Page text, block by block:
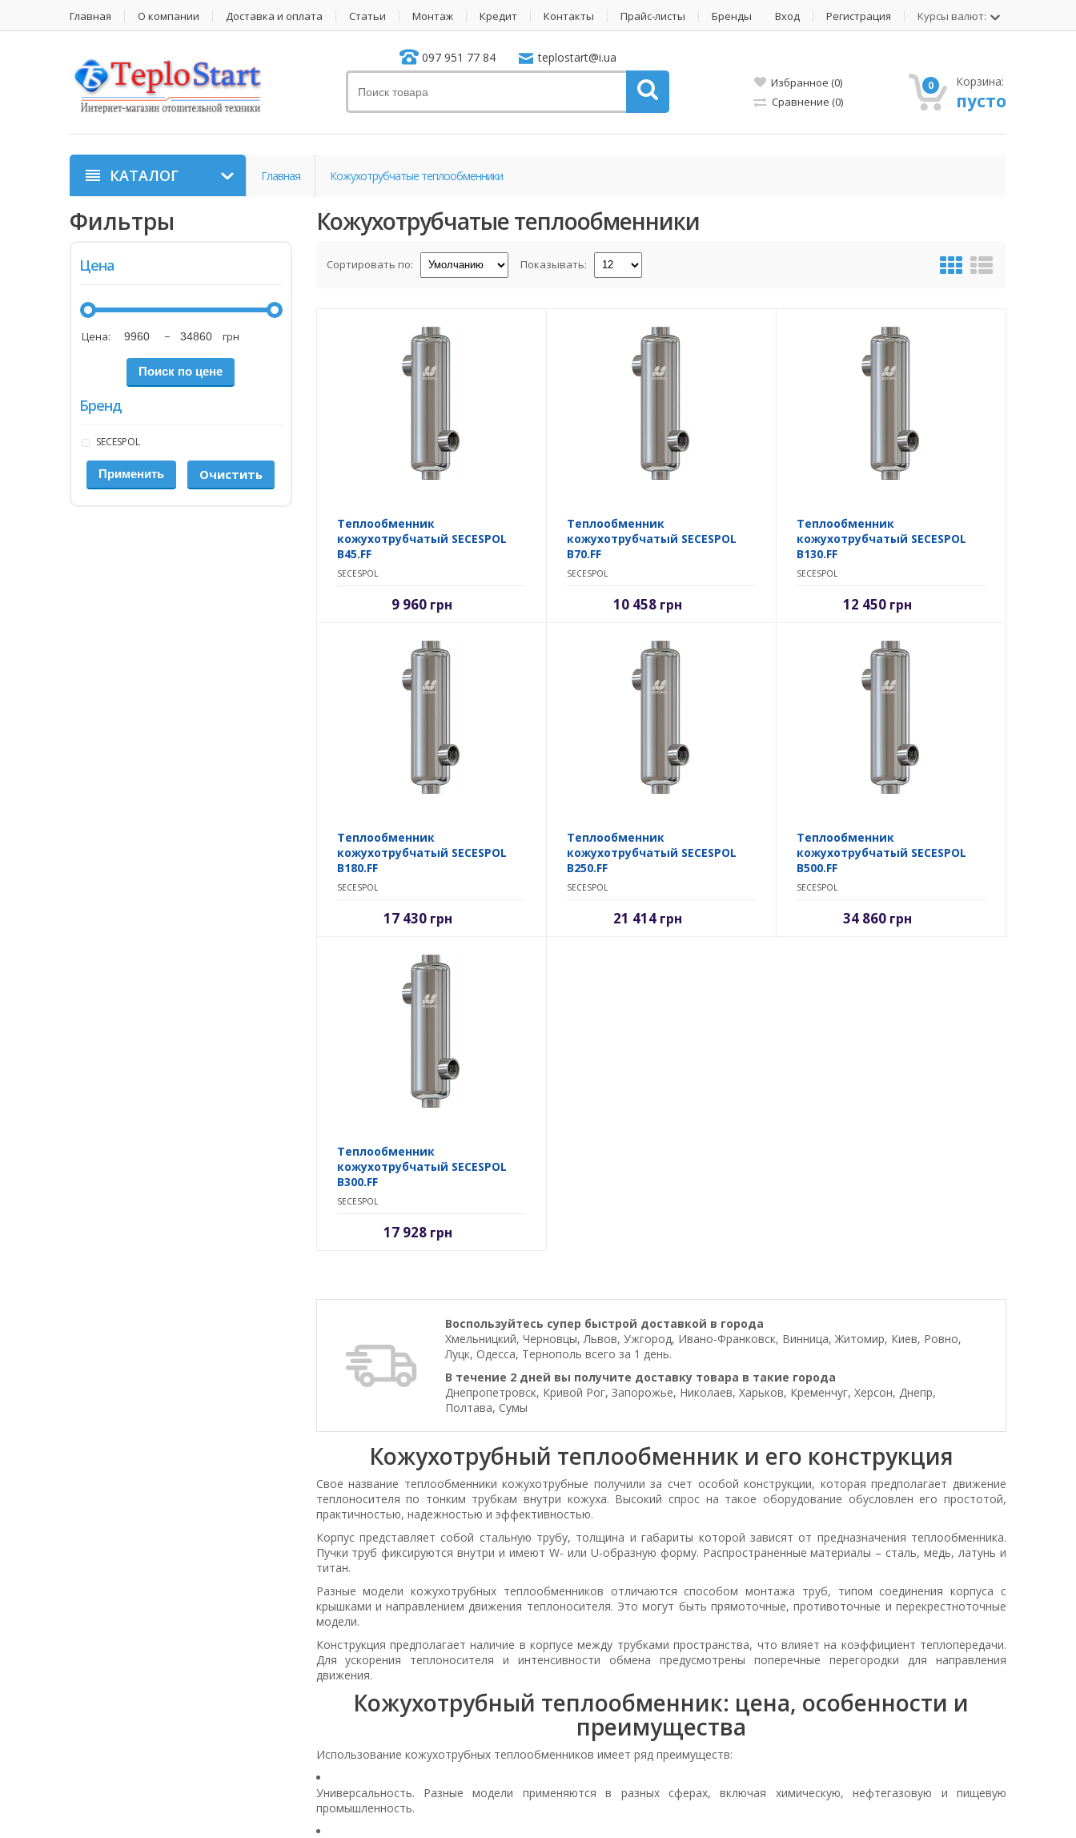
Главная О компании Доставка и оплата Статьи Монтаж Кредит Контакты Прайс-листы Бренды Вход Регистрация Курсы валют:
097 951 77 84 teplostart@i.ua
Избранное (0)
Сравнение (0)
0 Корзина:
пусто
КАТАЛОГ Главная Кожухотрубчатые теплообменники
Фильтры
Цена
Цена: − грн
Бренд
SECESPOL
Очистить
Кожухотрубчатые теплообменники
Сортировать по: Показывать:
Теплообменник
кожухотрубчатый SECESPOL
B45.FF
SECESPOL
9 960 грн
Теплообменник
кожухотрубчатый SECESPOL
B70.FF
SECESPOL
10 458 грн
Теплообменник
кожухотрубчатый SECESPOL
B130.FF
SECESPOL
12 450 грн
Теплообменник
кожухотрубчатый SECESPOL
B180.FF
SECESPOL
17 430 грн
Теплообменник
кожухотрубчатый SECESPOL
B250.FF
SECESPOL
21 414 грн
Теплообменник
кожухотрубчатый SECESPOL
B500.FF
SECESPOL
34 860 грн
Теплообменник
кожухотрубчатый SECESPOL
B300.FF
SECESPOL
17 928 грн
Воспользуйтесь супер быстрой доставкой в города
Хмельницкий, Черновцы, Львов, Ужгород, Ивано-Франковск, Винница, Житомир, Киев, Ровно,
Луцк, Одесса, Тернополь всего за 1 день.
В течение 2 дней вы получите доставку товара в такие города
Днепропетровск, Кривой Рог, Запорожье, Николаев, Харьков, Кременчуг, Херсон, Днепр,
Полтава, Сумы
Кожухотрубный теплообменник и его конструкция
Свое название теплообменники кожухотрубные получили за счет особой конструкции, которая предполагает движение
теплоносителя по тонким трубкам внутри кожуха. Высокий спрос на такое оборудование обусловлен его простотой,
практичностью, надежностью и эффективностью.
Корпус представляет собой стальную трубу, толщина и габариты которой зависят от предназначения теплообменника.
Пучки труб фиксируются внутри и имеют W- или U-образную форму. Распространенные материалы – сталь, медь, латунь и
титан.
Разные модели кожухотрубных теплообменников отличаются способом монтажа труб, типом соединения корпуса с
крышками и направлением движения теплоносителя. Это могут быть прямоточные, противоточные и перекрестноточные
модели.
Конструкция предполагает наличие в корпусе между трубками пространства, что влияет на коэффициент теплопередачи.
Для ускорения теплоносителя и интенсивности обмена предусмотрены поперечные перегородки для направления
движения.
Кожухотрубный теплообменник: цена, особенности и
преимущества
Использование кожухотрубных теплообменников имеет ряд преимуществ:
Универсальность. Разные модели применяются в разных сферах, включая химическую, нефтегазовую и пищевую
промышленность.